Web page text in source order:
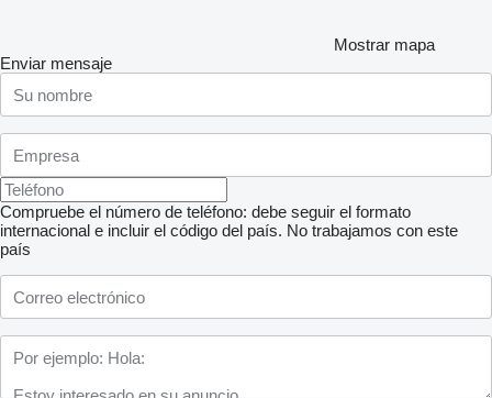
Mostrar mapa
Enviar mensaje
Compruebe el número de teléfono: debe seguir el formato
internacional e incluir el código del país. No trabajamos con este
país